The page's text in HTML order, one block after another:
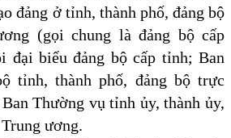
đảng ở tỉnh, thành phố, đảng bộ
(gọi chung là đảng bộ cấp
đại biểu đảng bộ cấp tỉnh; Ban
tỉnh, thành phố, đảng bộ trực
Thường vụ tỉnh ủy, thành ủy,
ương.